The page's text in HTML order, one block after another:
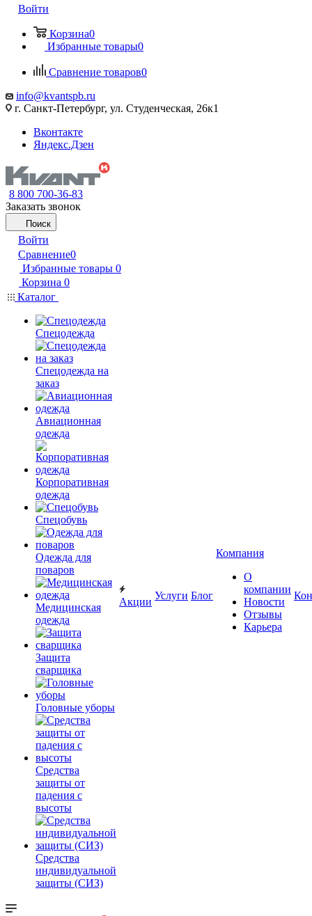
Войти
Корзина0
Избранные товары0
Сравнение товаров0
info@kvantspb.ru
г. Санкт-Петербург, ул. Студенческая, 26к1
Вконтакте
Яндекс.Дзен
8 800 700-36-83
Заказать звонок
Поиск
Войти
Сравнение0
Избранные товары 0
Корзина 0
Каталог
Спецодежда
Спецодежда на
заказ
Авиационная
одежда
Корпоративная
одежда
Спецобувь
Одежда для
поваров
Медицинская
одежда
Защита
сварщика
Головные уборы
Средства
защиты от
падения с
высоты
Средства
индивидуальной
защиты (СИЗ)
Акции
Услуги Блог
Компания
О
компании
Новости
Отзывы
Карьера